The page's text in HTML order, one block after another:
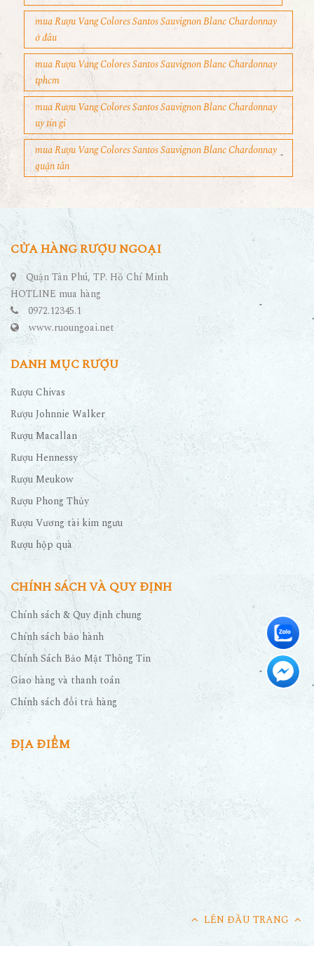
mua Rượu Vang Colores Santos Sauvignon Blanc Chardonnay
ở đâu
mua Rượu Vang Colores Santos Sauvignon Blanc Chardonnay
tphcm
mua Rượu Vang Colores Santos Sauvignon Blanc Chardonnay
uy tín gi
mua Rượu Vang Colores Santos Sauvignon Blanc Chardonnay
quận tân
LÊN ĐẦU TRANG
CỬA HÀNG RƯỢU NGOẠI
Quận Tân Phú, TP. Hồ Chí Minh
HOTLINE mua hàng
0972.12345.1
www.ruoungoai.net
DANH MỤC RƯỢU
Rượu Chivas
Rượu Johnnie Walker
Rượu Macallan
Rượu Hennessy
Rượu Meukow
Rượu Phong Thủy
Rượu Vương tài kim ngưu
Rượu hộp quà
CHÍNH SÁCH VÀ QUY ĐỊNH
Chính sách & Quy định chung
Chính sách bảo hành
Chính Sách Bảo Mật Thông Tin
Giao hàng và thanh toán
Chính sách đổi trả hàng
ĐỊA ĐIỂM